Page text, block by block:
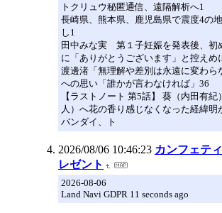
トクリュウ秘匿通信、遠隔解析へ1
長崎県、熊本県、鹿児島県で震度4の
し1
田中みな実 第１子妊娠を発表後、初
に「ありがとうございます」と控えめ
渡邊渚「無理解や差別は永遠に変わ
への思い「誰かが言わなければ」36
【ラストノート 第5話】 葵（内田有
人）へ花の香り感じなくなった経緯明
バンダイ、ト
2026/08/06 10:46:23 カンフェテ
レゼント
2026-08-06
Land Navi GDPR 11 seconds ago